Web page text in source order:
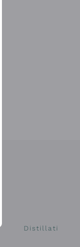
Distillati